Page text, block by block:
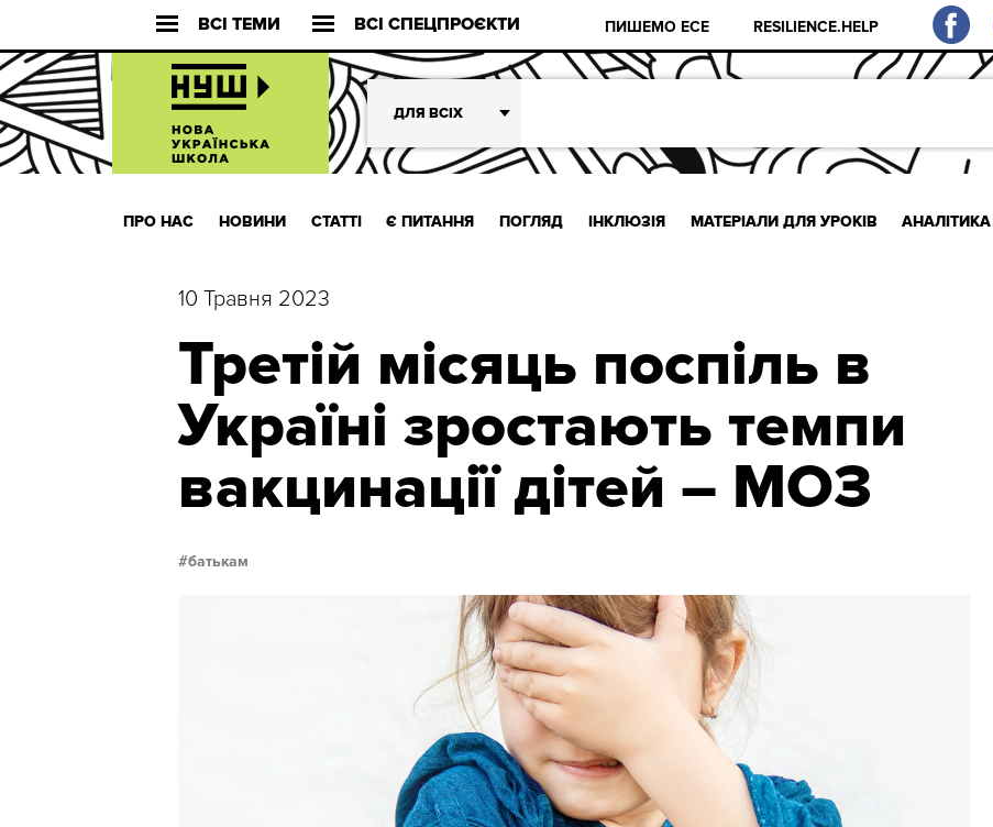
ВСІ ТЕМИ ВСІ СПЕЦПРОЄКТИ ПИШЕМО ЕСЕ RESILIENCE.HELP
ДЛЯ ВСІХ
ПРО НАС НОВИНИ СТАТТІ Є ПИТАННЯ ПОГЛЯД ІНКЛЮЗІЯ МАТЕРІАЛИ ДЛЯ УРОКІВ АНАЛІТИКА
10 Травня 2023
Третій місяць поспіль в
Україні зростають темпи
вакцинації дітей – МОЗ
батькам